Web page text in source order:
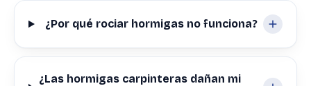
¿Por qué rociar hormigas no funciona?
¿Las hormigas carpinteras dañan mi